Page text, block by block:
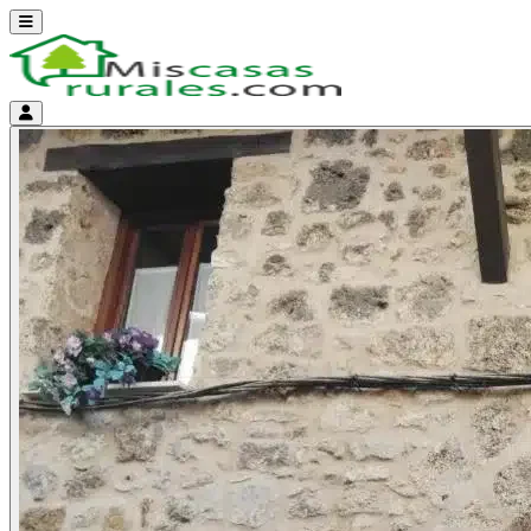
Abrir menú
Menú de cuenta